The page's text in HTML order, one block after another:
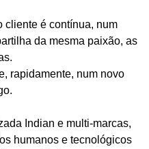
cliente é contínua, num
da mesma paixão, as
rapidamente, num novo
Indian e multi-marcas,
humanos e tecnológicos